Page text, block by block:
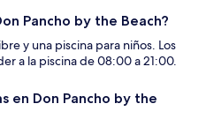
Pancho by the Beach?
y una piscina para niños. Los
a la piscina de 08:00 a 21:00.
en Don Pancho by the